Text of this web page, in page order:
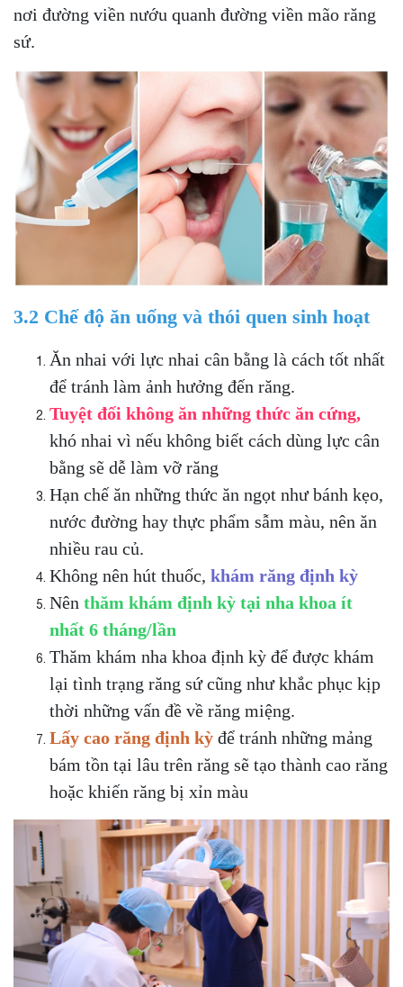
nơi đường viền nướu quanh đường viền mão răng
sứ.
3.2 Chế độ ăn uống và thói quen sinh hoạt
Ăn nhai với lực nhai cân bằng là cách tốt nhất
để tránh làm ảnh hưởng đến răng.
Tuyệt đối không ăn những thức ăn cứng,
khó nhai vì nếu không biết cách dùng lực cân
bằng sẽ dễ làm vỡ răng
Hạn chế ăn những thức ăn ngọt như bánh kẹo,
nước đường hay thực phẩm sẫm màu, nên ăn
nhiều rau củ.
Không nên hút thuốc, khám răng định kỳ
Nên thăm khám định kỳ tại nha khoa ít
nhất 6 tháng/lần
Thăm khám nha khoa định kỳ để được khám
lại tình trạng răng sứ cũng như khắc phục kịp
thời những vấn đề về răng miệng.
Lấy cao răng định kỳ để tránh những mảng
bám tồn tại lâu trên răng sẽ tạo thành cao răng
hoặc khiến răng bị xỉn màu